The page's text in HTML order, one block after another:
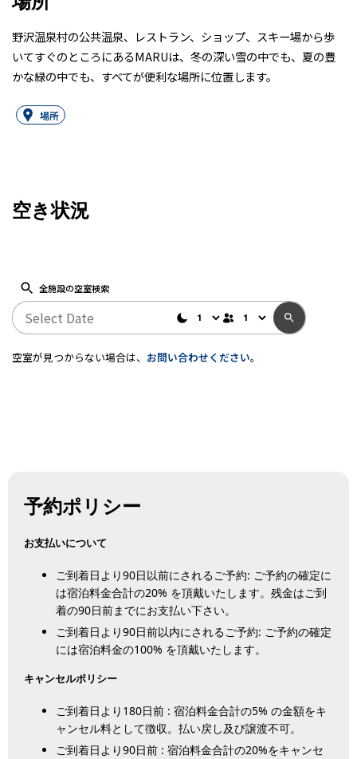
野沢温泉村の公共温泉、レストラン、ショップ、スキー場から歩
いてすぐのところにあるMARUは、冬の深い雪の中でも、夏の豊
かな緑の中でも、すべてが便利な場所に位置します。
場所
空き状況
全施設の空室検索
空室が見つからない場合は、 お問い合わせください。
予約ポリシー
お支払いについて
ご到着日より90日以前にされるご予約: ご予約の確定に
は宿泊料金合計の20% を頂戴いたします。残金はご到
着の90日前までにお支払い下さい。
ご到着日より90日前以内にされるご予約: ご予約の確定
には宿泊料金の100% を頂戴いたします。
キャンセルポリシー
ご到着日より180日前 : 宿泊料金合計の5% の金額をキ
ャンセル料として徴収。払い戻し及び譲渡不可。
ご到着日より90日前 : 宿泊料金合計の20%をキャンセ